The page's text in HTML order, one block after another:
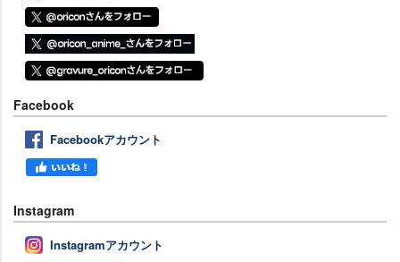
Facebook
Facebookアカウント
Instagram
Instagramアカウント